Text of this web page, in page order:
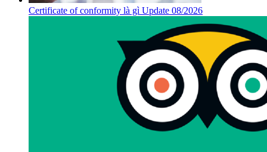
Certificate of conformity là gì Update 08/2026